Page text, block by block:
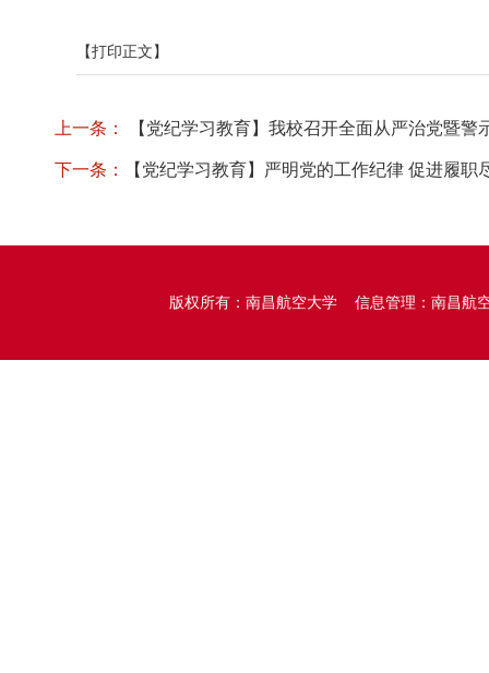
【打印正文】
上一条： 【党纪学习教育】我校召开全面从严治党暨警
下一条： 【党纪学习教育】严明党的工作纪律 促进履
版权所有：南昌航空大学 信息管理：南昌